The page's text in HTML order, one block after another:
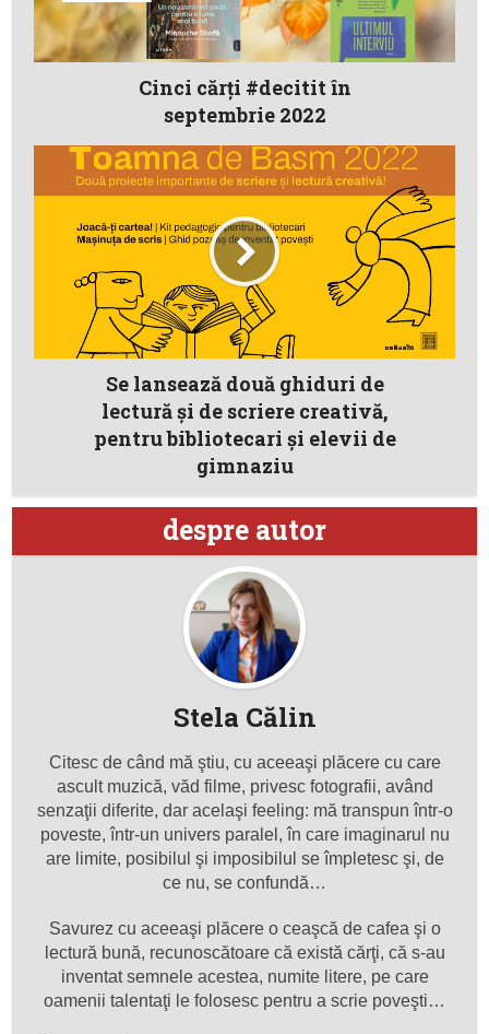
Cinci cărţi #decitit în
septembrie 2022
Se lansează două ghiduri de
lectură și de scriere creativă,
pentru bibliotecari și elevii de
gimnaziu
despre autor
Stela Călin
Citesc de când mă ştiu, cu aceeaşi plăcere cu care
ascult muzică, văd filme, privesc fotografii, având
senzaţii diferite, dar acelaşi feeling: mă transpun într-o
poveste, într-un univers paralel, în care imaginarul nu
are limite, posibilul şi imposibilul se împletesc şi, de
ce nu, se confundă…
Savurez cu aceeaşi plăcere o ceaşcă de cafea şi o
lectură bună, recunoscătoare că există cărţi, că s-au
inventat semnele acestea, numite litere, pe care
oamenii talentaţi le folosesc pentru a scrie poveşti…